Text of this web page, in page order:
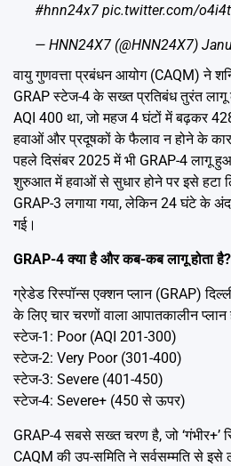
#hnn24x7 pic.twitter.com/
— HNN24X7 (@HNN24X7)
वायु गुणवत्ता प्रबंधन आयोग (CAQM) ने
GRAP स्टेज-4 के सख्त प्रतिबंध तुरंत लागू
AQI 400 था, जो महज 4 घंटों में बढ़कर 428
हवाओं और प्रदूषकों के फैलाव न होने के
पहले दिसंबर 2025 में भी GRAP-4 लागू
शुरुआत में हवाओं से सुधार होने पर इसे हटा
GRAP-3 लगाया गया, लेकिन 24 घंटे के
गई।
GRAP-4 क्या है और कब-कब लागू होता है?
ग्रेडेड रिस्पॉन्स एक्शन प्लान (GRAP)
के लिए चार चरणों वाला आपातकालीन प्लान
स्टेज-1: Poor (AQI 201-300)
स्टेज-2: Very Poor (301-400)
स्टेज-3: Severe (401-450)
स्टेज-4: Severe+ (450 से ऊपर)
GRAP-4 सबसे सख्त चरण है, जो ‘गंभीर+’
CAQM की उप-समिति ने सर्वसम्मति से इसे